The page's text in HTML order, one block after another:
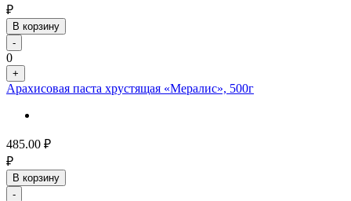
₽
В корзину
-
0
+
Арахисовая паста хрустящая «Мералис», 500г
485.00 ₽
₽
В корзину
-